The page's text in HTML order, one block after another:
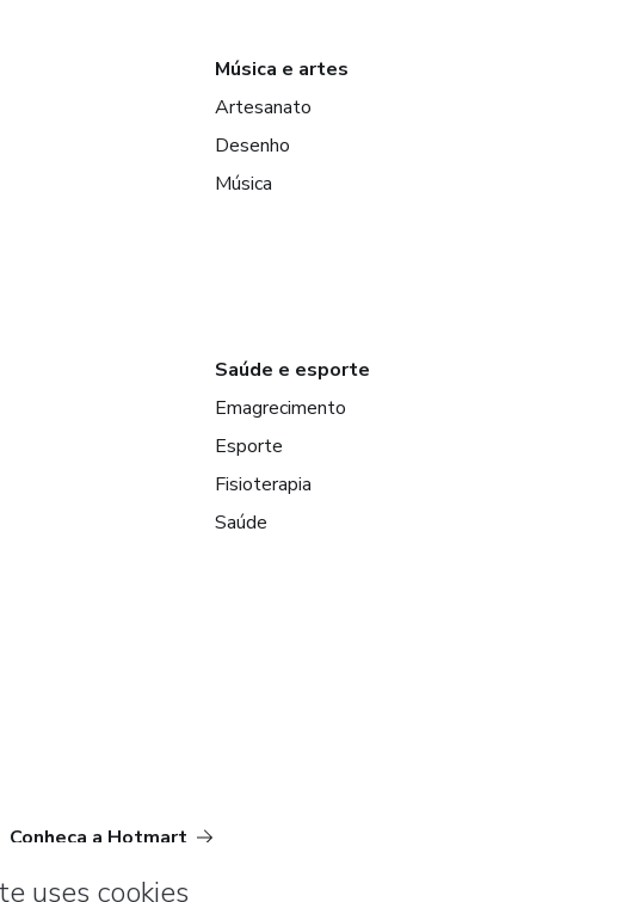
Música e artes
Artesanato
Desenho
Música
Saúde e esporte
Emagrecimento
Esporte
Fisioterapia
Saúde
Conheça a Hotmart